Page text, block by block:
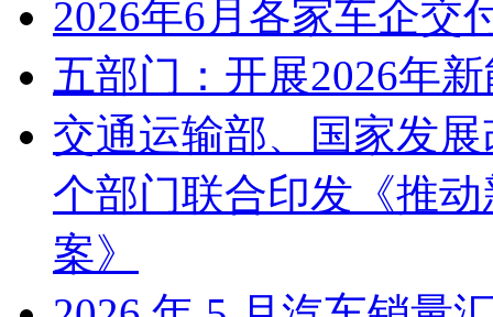
2026年6月各家车企交
五部门：开展2026年
交通运输部、国家发
个部门联合印发《推
案》